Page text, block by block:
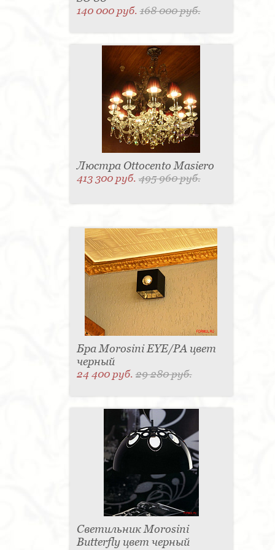
140 000 руб.168 000 руб.
Люстра Ottocento Masiero
413 300 руб.495 960 руб.
Бра Morosini EYE/PA цвет
черный
24 400 руб.29 280 руб.
Светильник Morosini
Butterfly цвет черный